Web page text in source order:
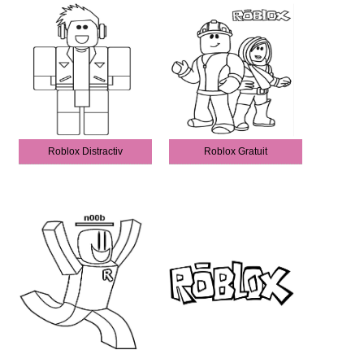
Roblox Distractiv Roblox Gratuit